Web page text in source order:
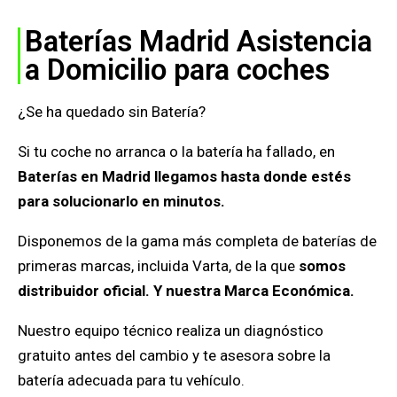
Baterías Madrid Asistencia
a Domicilio para coches
¿Se ha quedado sin Batería?
Si tu coche no arranca o la batería ha fallado, en
Baterías en Madrid llegamos hasta donde estés
para solucionarlo en minutos.
Disponemos de la gama más completa de baterías de
primeras marcas, incluida Varta, de la que somos
distribuidor oficial. Y nuestra Marca Económica.
Nuestro equipo técnico realiza un diagnóstico
gratuito antes del cambio y te asesora sobre la
batería adecuada para tu vehículo.